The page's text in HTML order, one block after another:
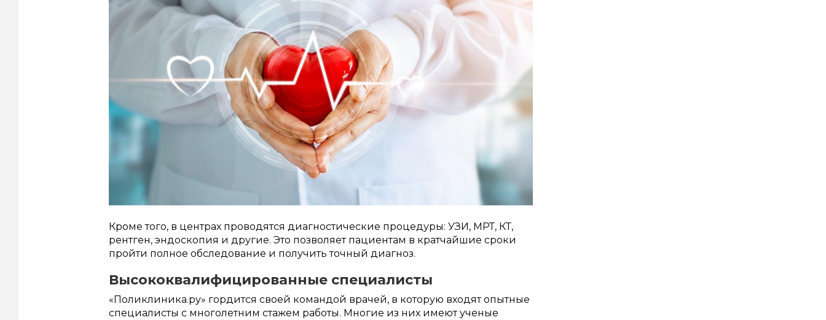
Кроме того, в центрах проводятся диагностические процедуры: УЗИ, МРТ, КТ,
рентген, эндоскопия и другие. Это позволяет пациентам в кратчайшие сроки
пройти полное обследование и получить точный диагноз.
Высококвалифицированные специалисты
«Поликлиника.ру» гордится своей командой врачей, в которую входят опытные
специалисты с многолетним стажем работы. Многие из них имеют ученые